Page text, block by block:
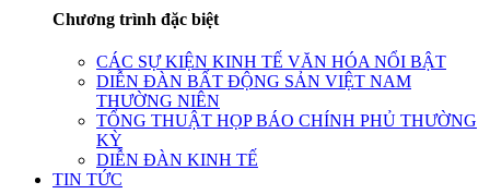
Chương trình đặc biệt
CÁC SỰ KIỆN KINH TẾ VĂN HÓA NỔI BẬT
DIỄN ĐÀN BẤT ĐỘNG SẢN VIỆT NAM
THƯỜNG NIÊN
TỔNG THUẬT HỌP BÁO CHÍNH PHỦ THƯỜNG
KỲ
DIỄN ĐÀN KINH TẾ
TIN TỨC